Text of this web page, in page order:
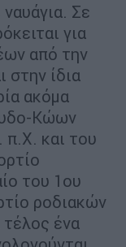
Σε
για
από την
στην ίδια
ακόμα
Κώων
π.Χ. και του
του 1ου
ροδιακών
ένα